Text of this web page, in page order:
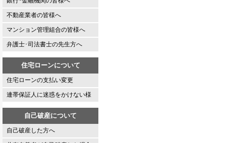
不動産業者の皆様へ
マンション管理組合の皆様へ
弁護士･司法書士の先生方へ
住宅ローンについて
住宅ローンの支払い変更
連帯保証人に迷惑をかけない様
自己破産について
自己破産した方へ